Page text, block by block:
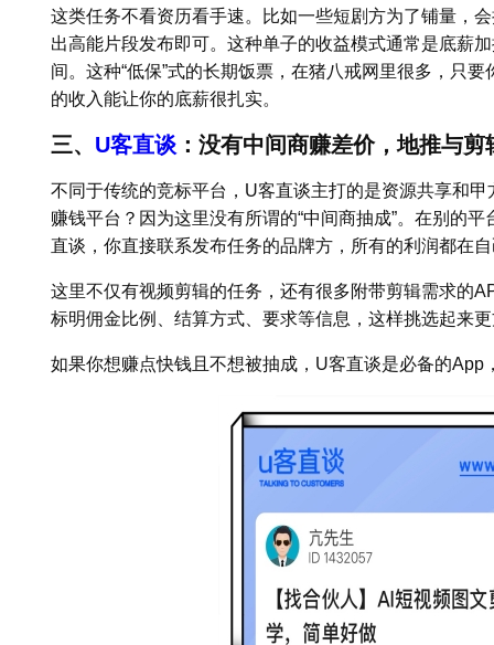
这类任务不看资历看手速。比如一些短剧方为了铺量，
出高能片段发布即可。这种单子的收益模式通常是底薪
间。这种“低保”式的长期饭票，在猪八戒网里很多，只
的收入能让你的底薪很扎实。
三、 U客直谈 ：没有中间商赚差价，地推与
不同于传统的竞标平台，U客直谈主打的是资源共享和
赚钱平台？因为这里没有所谓的“中间商抽成”。在别的
直谈，你直接联系发布任务的品牌方，所有的利润都在
这里不仅有视频剪辑的任务，还有很多附带剪辑需求的
标明佣金比例、结算方式、要求等信息，这样挑选起来
如果你想赚点快钱且不想被抽成，U客直谈是必备的App